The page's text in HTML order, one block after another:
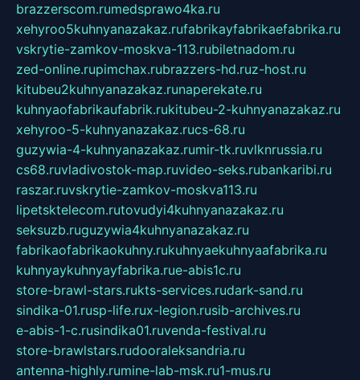
brazzerscom.rumedsprawo4ka.ru
xehyroo5kuhnyanazakaz.rufabrikayfabrikaefabrika.ru
vskrytie-zamkov-moskva-113.rubiletnadom.ru
zed-online.rupimchax.rubrazzers-hd.ruz-host.ru
kitubeu2kuhnyanazakaz.runaperekate.ru
kuhnyaofabrikaufabrik.rukitubeu-2-kuhnyanazakaz.ru
xehyroo-5-kuhnyanazakaz.rucs-68.ru
guzywia-4-kuhnyanazakaz.rumir-tk.ruvlknrussia.ru
cs68.ruvladivostok-map.ruvideo-seks.rubankaribi.ru
raszar.ruvskrytie-zamkov-moskva113.ru
lipetsktelecom.rutovudyi4kuhnyanazakaz.ru
seksuzb.ruguzywia4kuhnyanazakaz.ru
fabrikaofabrikaokuhny.rukuhnyaekuhnyaafabrika.ru
kuhnyaykuhnyayfabrika.rue-abis1c.ru
store-brawl-stars.rukts-services.rudark-sand.ru
sindika-01.rusp-life.rux-legion.rusib-archives.ru
e-abis-1-c.rusindika01.ruvenda-festival.ru
store-brawlstars.rudooraleksandria.ru
antenna-highly.rumine-lab-msk.ru1-mus.ru